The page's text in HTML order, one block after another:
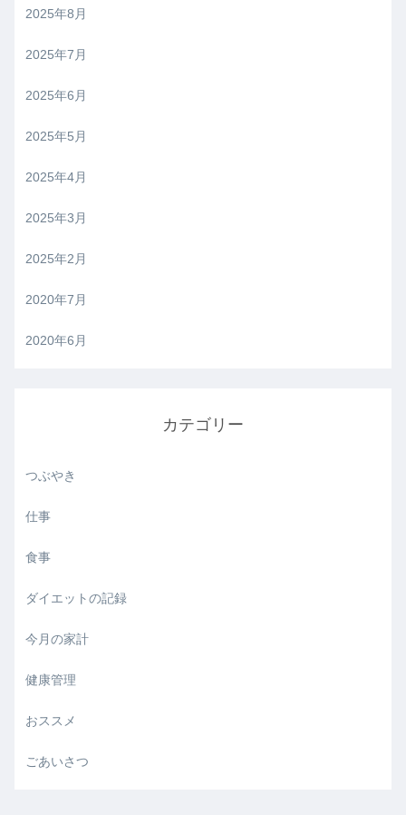
2025年8月
2025年7月
2025年6月
2025年5月
2025年4月
2025年3月
2025年2月
2020年7月
2020年6月
カテゴリー
つぶやき
仕事
食事
ダイエットの記録
今月の家計
健康管理
おススメ
ごあいさつ